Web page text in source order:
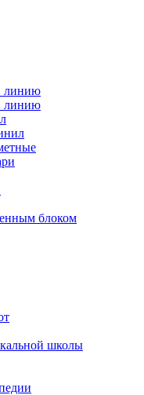
линию
линию
блоком
школы